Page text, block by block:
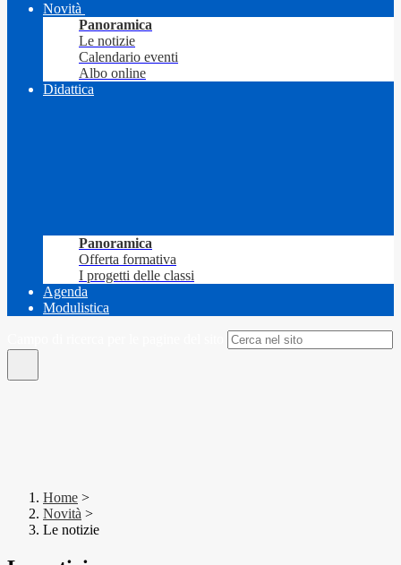
Novità
Panoramica
Le notizie
Calendario eventi
Albo online
Didattica
Panoramica
Offerta formativa
I progetti delle classi
Agenda
Modulistica
Home >
Novità >
Le notizie